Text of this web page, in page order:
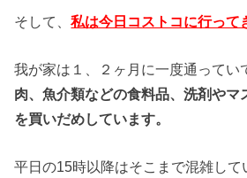
そして、私は今日コストコに行って
我が家は１、２ヶ月に一度通ってい
肉、魚介類などの食料品、洗剤やマ
を買いだめしています。
平日の15時以降はそこまで混雑して